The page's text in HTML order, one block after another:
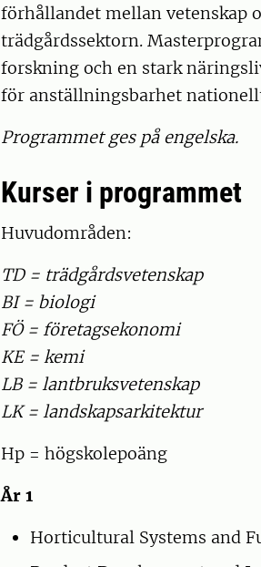
förhållandet mellan vetenskap
trädgårdssektorn.
forskning och en stark
för anställningsbarhet
Programmet ges på engelska.
Kurser i programmet
Huvudområden:
TD = trädgårdsvetenskap
BI = biologi
FÖ = företagsekonomi
KE = kemi
LB = lantbruksvetenskap
LK = landskapsarkitektur
Hp = högskolepoäng
År 1
Horticultural Systems and